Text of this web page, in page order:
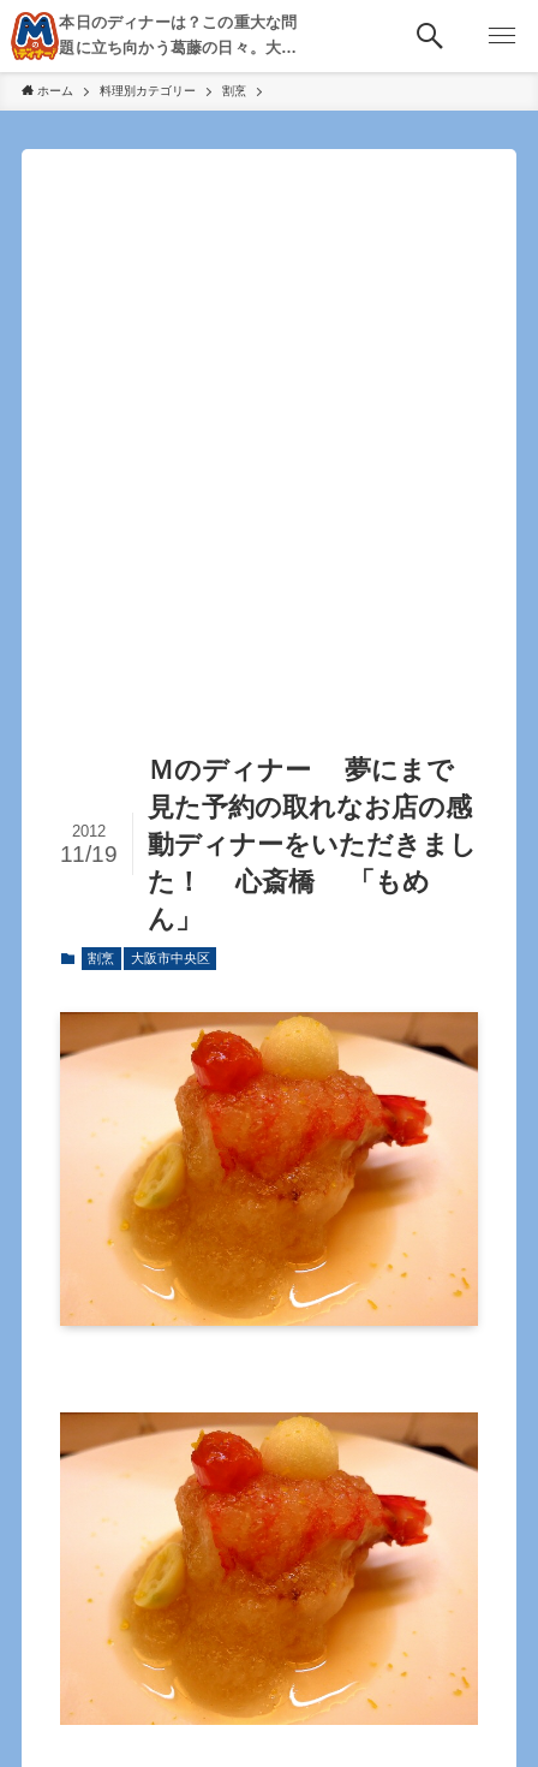
本日のディナーは？この重大な問
題に立ち向かう葛藤の日々。大
阪・京都・神戸を中心とした食べ
歩き、飲み歩きを綴る。
ホーム 料理別カテゴリー 割烹
Ｍのディナー 夢にまで
見た予約の取れなお店の感
動ディナーをいただきまし
た！ 心斎橋 「もめ
ん」
2012
11/19
割烹 大阪市中央区